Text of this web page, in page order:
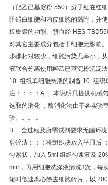
（羟乙已基淀粉 550）分子处在红
阻碍白细胞和内皮细胞的黏附，并
板集聚的功能。脐血经 HES-
对其它主要成分包括干细胞无影响
步骤相对较少，细胞污染几率小，
液联合分离使用羟乙已基淀粉沉淀
10. 组织单细胞悬液的制备 10. 组织
注：：：： A.. .. 本说明只提供机械
选取的消化 ，酶消化法由于各实验
验。。。
。
B. .. 全过程及所需试剂要求无菌环境
剪碎法：：：将组织块放入平皿后
匀浆状，加入 5ml 组织匀浆液及
min ，再用细胞洗涤液清洗3次，每
短时低速离心除去细胞碎片，以